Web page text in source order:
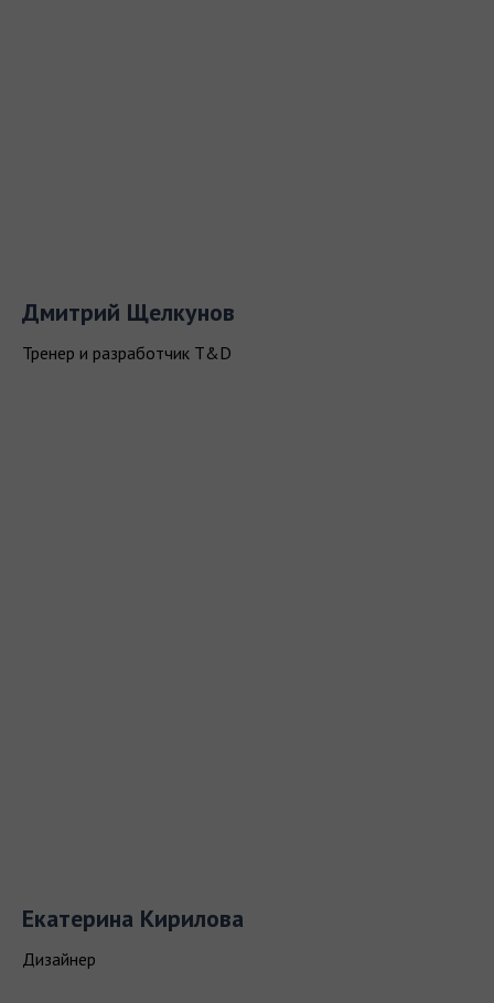
Дмитрий Щелкунов
Тренер и разработчик T&D
Екатерина Кирилова
Дизайнер